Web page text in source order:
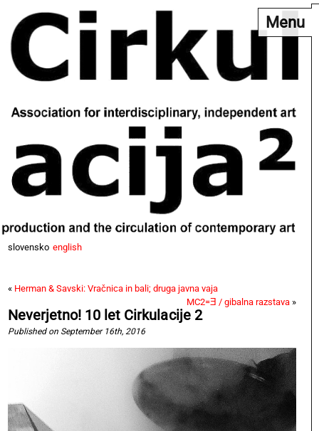
slovensko english
Menu
« Herman & Savski: Vračnica in bali; druga javna vaja
MC2=Ǝ / gibalna razstava »
Neverjetno! 10 let Cirkulacije 2
Published on September 16th, 2016